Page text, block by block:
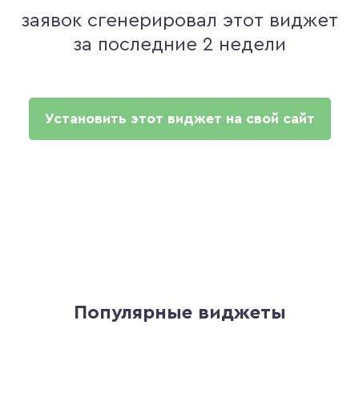
заявок сгенерировал этот виджет
за последние 2 недели
Установить этот виджет на свой сайт
Популярные виджеты